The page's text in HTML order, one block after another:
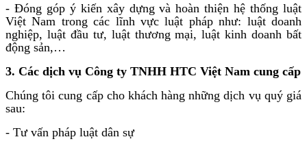
- Đóng góp ý kiến xây dựng và hoàn thiện hệ thống luật
Việt Nam trong các lĩnh vực luật pháp như: luật doanh
nghiệp, luật đầu tư, luật thương mại, luật kinh doanh bất
động sản,…
3. Các dịch vụ Công ty TNHH HTC Việt Nam cung cấp
Chúng tôi cung cấp cho khách hàng những dịch vụ quý giá
sau:
- Tư vấn pháp luật dân sự